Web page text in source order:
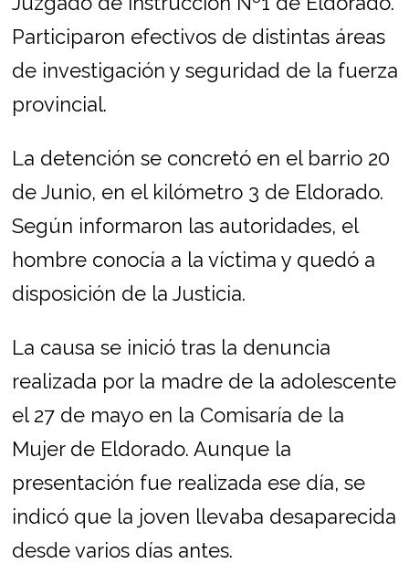
Participaron efectivos de distintas áreas
de investigación y seguridad de la fuerza
provincial.
La detención se concretó en el barrio 20
de Junio, en el kilómetro 3 de Eldorado.
Según informaron las autoridades, el
hombre conocía a la víctima y quedó a
disposición de la Justicia.
La causa se inició tras la denuncia
realizada por la madre de la adolescente
el 27 de mayo en la Comisaría de la
Mujer de Eldorado. Aunque la
presentación fue realizada ese día, se
indicó que la joven llevaba desaparecida
desde varios días antes.